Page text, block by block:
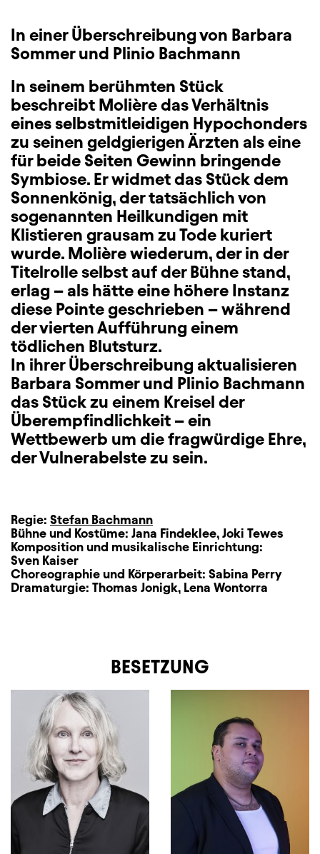
In einer Überschreibung von Barbara
Sommer und Plinio Bachmann
In seinem berühmten Stück
beschreibt Molière das Verhältnis
eines selbstmitleidigen Hypochonders
zu seinen geldgierigen Ärzten als eine
für beide Seiten Gewinn bringende
Symbiose. Er widmet das Stück dem
Sonnenkönig, der tatsächlich von
sogenannten Heilkundigen mit
Klistieren grausam zu Tode kuriert
wurde. Molière wiederum, der in der
Titelrolle selbst auf der Bühne stand,
erlag – als hätte eine höhere Instanz
diese Pointe geschrieben – während
der vierten Aufführung einem
tödlichen Blutsturz.
In ihrer Überschreibung aktualisieren
Barbara Sommer und Plinio Bachmann
das Stück zu einem Kreisel der
Überempfindlichkeit – ein
Wettbewerb um die fragwürdige Ehre,
der Vulnerabelste zu sein.
Regie: Stefan Bachmann
Bühne und Kostüme: Jana Findeklee, Joki Tewes
Komposition und musikalische Einrichtung:
Sven Kaiser
Choreographie und Körperarbeit: Sabina Perry
Dramaturgie: Thomas Jonigk, Lena Wontorra
BESETZUNG